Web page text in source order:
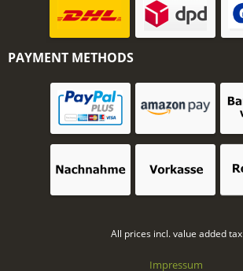
PAYMENT METHODS
All prices incl. value added tax
Impressum